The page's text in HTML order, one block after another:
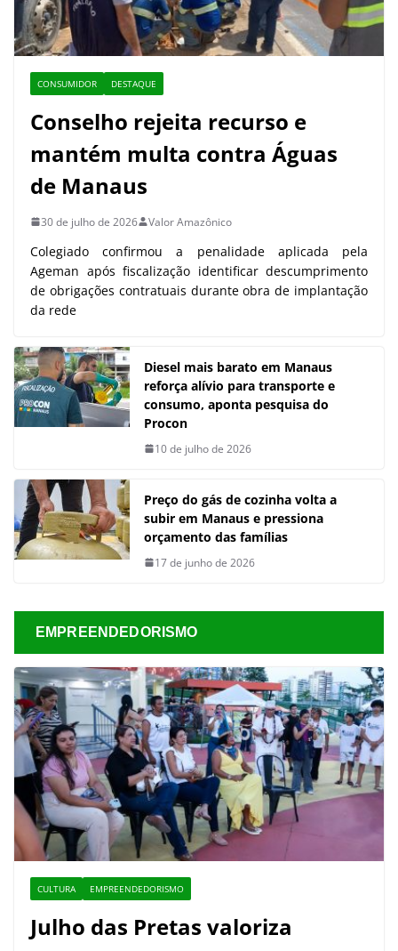
CONSUMIDOR DESTAQUE
Conselho rejeita recurso e
mantém multa contra Águas
de Manaus
30 de julho de 2026 Valor Amazônico
Colegiado confirmou a penalidade aplicada pela
Ageman após fiscalização identificar descumprimento
de obrigações contratuais durante obra de implantação
da rede
Diesel mais barato em Manaus
reforça alívio para transporte e
consumo, aponta pesquisa do
Procon
10 de julho de 2026
Preço do gás de cozinha volta a
subir em Manaus e pressiona
orçamento das famílias
17 de junho de 2026
EMPREENDEDORISMO
CULTURA EMPREENDEDORISMO
Julho das Pretas valoriza